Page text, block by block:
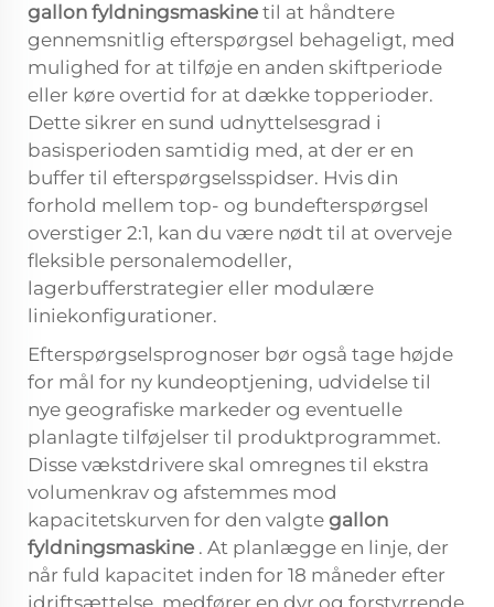
gallon fyldningsmaskine til at håndtere
gennemsnitlig efterspørgsel behageligt, med
mulighed for at tilføje en anden skiftperiode
eller køre overtid for at dække topperioder.
Dette sikrer en sund udnyttelsesgrad i
basisperioden samtidig med, at der er en
buffer til efterspørgselsspidser. Hvis din
forhold mellem top- og bundefterspørgsel
overstiger 2:1, kan du være nødt til at overveje
fleksible personalemodeller,
lagerbufferstrategier eller modulære
liniekonfigurationer.
Efterspørgselsprognoser bør også tage højde
for mål for ny kundeoptjening, udvidelse til
nye geografiske markeder og eventuelle
planlagte tilføjelser til produktprogrammet.
Disse vækstdrivere skal omregnes til ekstra
volumenkrav og afstemmes mod
kapacitetskurven for den valgte gallon
fyldningsmaskine . At planlægge en linje, der
når fuld kapacitet inden for 18 måneder efter
idriftsættelse, medfører en dyr og forstyrrende